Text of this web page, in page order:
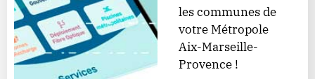
les communes de
votre Métropole
Aix-Marseille-
Provence !​